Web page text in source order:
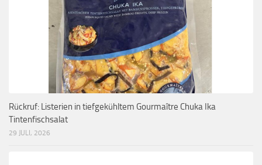
Rückruf: Listerien in tiefgekühltem Gourmaître Chuka Ika
Tintenfischsalat
29 JULI, 2026